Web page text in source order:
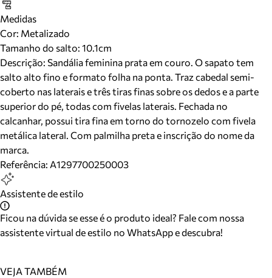
Medidas
Cor: Metalizado
Tamanho do salto: 10.1cm
Descrição: Sandália feminina prata em couro. O sapato tem
salto alto fino e formato folha na ponta. Traz cabedal semi-
coberto nas laterais e três tiras finas sobre os dedos e a parte
superior do pé, todas com fivelas laterais. Fechada no
calcanhar, possui tira fina em torno do tornozelo com fivela
metálica lateral. Com palmilha preta e inscrição do nome da
marca.
Referência: A1297700250003
Assistente de estilo
Ficou na dúvida se esse é o produto ideal? Fale com nossa
assistente virtual de estilo no WhatsApp e descubra!
VEJA TAMBÉM